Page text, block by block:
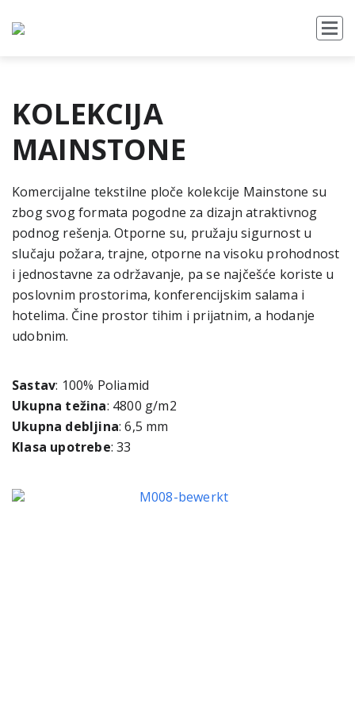
KOLEKCIJA
MAINSTONE
Komercijalne tekstilne ploče kolekcije Mainstone su
zbog svog formata pogodne za dizajn atraktivnog
podnog rešenja. Otporne su, pružaju sigurnost u
slučaju požara, trajne, otporne na visoku prohodnost
i jednostavne za održavanje, pa se najčešće koriste u
poslovnim prostorima, konferencijskim salama i
hotelima. Čine prostor tihim i prijatnim, a hodanje
udobnim.
Sastav: 100% Poliamid
Ukupna težina: 4800 g/m2
Ukupna debljina: 6,5 mm
Klasa upotrebe: 33